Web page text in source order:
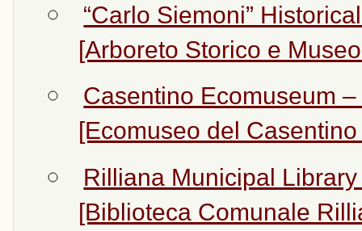
“Carlo Siemoni”
[Arboreto Storico e
Casentino Ecomuseum
[Ecomuseo del
Rilliana Municipal
[Biblioteca Comunale